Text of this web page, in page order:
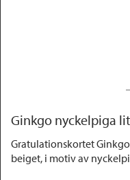
Ginkgo nyckelpiga
Gratulationskortet
beiget, i motiv av